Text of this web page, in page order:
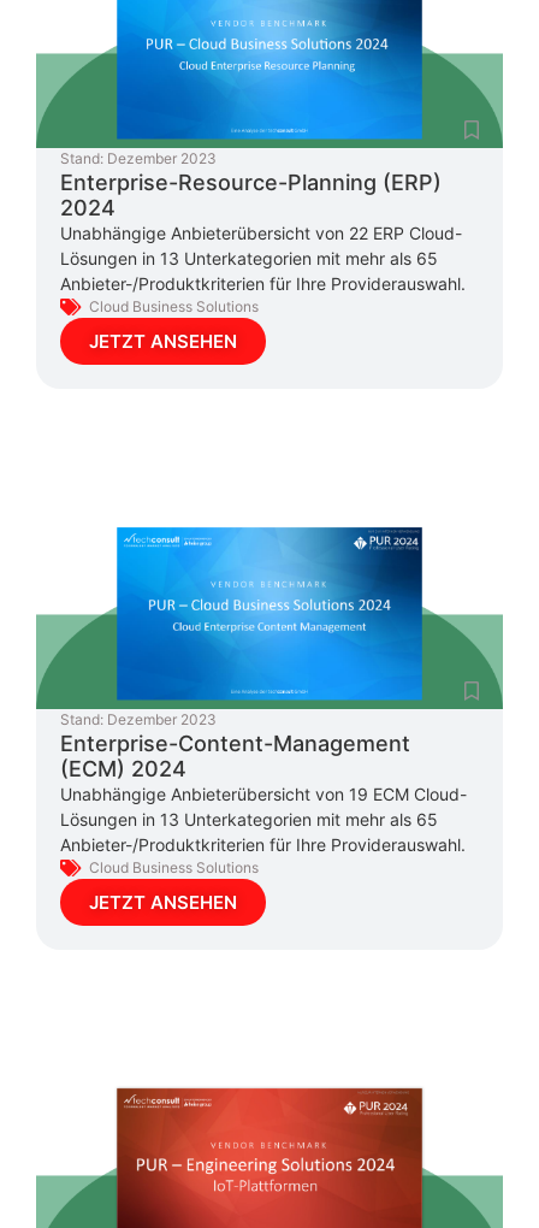
Stand: Dezember 2023
Enterprise-Resource-Planning (ERP)
2024
Unabhängige Anbieterübersicht von 22 ERP Cloud-
Lösungen in 13 Unterkategorien mit mehr als 65
Anbieter-/Produktkriterien für Ihre Providerauswahl.
Cloud Business Solutions
JETZT ANSEHEN
Stand: Dezember 2023
Enterprise-Content-Management
(ECM) 2024
Unabhängige Anbieterübersicht von 19 ECM Cloud-
Lösungen in 13 Unterkategorien mit mehr als 65
Anbieter-/Produktkriterien für Ihre Providerauswahl.
Cloud Business Solutions
JETZT ANSEHEN